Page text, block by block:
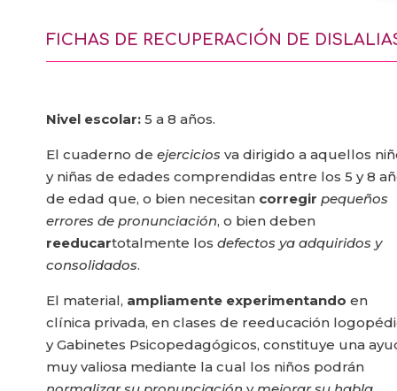
FICHAS DE RECUPERACIÓN DE
Nivel escolar: 5 a 8 años.
El cuaderno de ejercicios va dirigido a aquellos
y niñas de edades comprendidas entre los 5 y 8
de edad que, o bien necesitan corregir pequeños
errores de pronunciación, o bien deben
reeducartotalmente los defectos ya adquiridos y
consolidados.
El material, ampliamente experimentando en
clínica privada, en clases de reeducación
y Gabinetes Psicopedagógicos, constituye una
muy valiosa mediante la cual los niños podrán